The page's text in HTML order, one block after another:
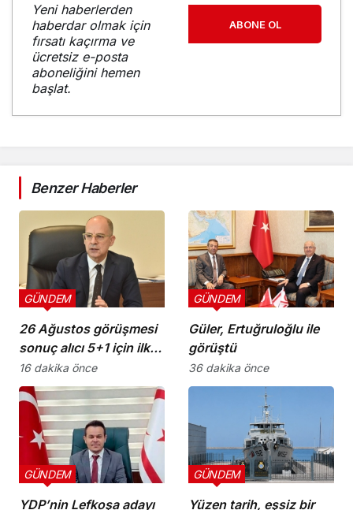
Yeni haberlerden
haberdar olmak için
fırsatı kaçırma ve
ücretsiz e-posta
aboneliğini hemen
başlat.
ABONE OL
Benzer Haberler
26 Ağustos görüşmesi
sonuç alıcı 5+1 için ilk
adım
GÜNDEM
16 dakika önce
Güler, Ertuğruloğlu ile
görüştü
GÜNDEM
36 dakika önce
YDP’nin Lefkoşa adayı
GÜNDEM
Yüzen tarih, eşsiz bir
GÜNDEM